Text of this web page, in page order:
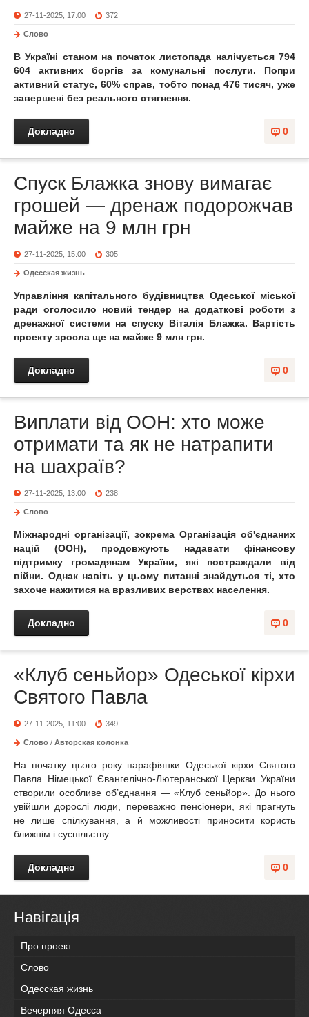
27-11-2025, 17:00 372
Слово
В Україні станом на початок листопада налічується 794
604 активних боргів за комунальні послуги. Попри
активний статус, 60% справ, тобто понад 476 тисяч, уже
завершені без реального стягнення.
0
Докладно
Спуск Блажка знову вимагає
грошей — дренаж подорожчав
майже на 9 млн грн
27-11-2025, 15:00 305
Одесская жизнь
Управління капітального будівництва Одеської міської
ради оголосило новий тендер на додаткові роботи з
дренажної системи на спуску Віталія Блажка. Вартість
проекту зросла ще на майже 9 млн грн.
0
Докладно
Виплати від ООН: хто може
отримати та як не натрапити
на шахраїв?
27-11-2025, 13:00 238
Слово
Міжнародні організації, зокрема Організація об'єднаних
націй (ООН), продовжують надавати фінансову
підтримку громадянам України, які постраждали від
війни. Однак навіть у цьому питанні знайдуться ті, хто
захоче нажитися на вразливих верствах населення.
0
Докладно
«Клуб сеньйор» Одеської кірхи
Святого Павла
27-11-2025, 11:00 349
Слово / Авторская колонка
На початку цього року парафіянки Одеської кірхи Святого
Павла Німецької Євангелічно-Лютеранської Церкви України
створили особливе об’єднання — «Клуб сеньйор». До нього
увійшли дорослі люди, переважно пенсіонери, які прагнуть
не лише спілкування, а й можливості приносити користь
ближнім і суспільству.
0
Докладно
Навігація
Про проект
Слово
Одесская жизнь
Вечерняя Одесса